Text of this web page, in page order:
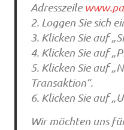
Adresszeile
2. Loggen Sie sich
3. Klicken Sie auf
4. Klicken Sie auf
5. Klicken Sie auf
Transaktion“.
6. Klicken Sie auf
Wir möchten uns